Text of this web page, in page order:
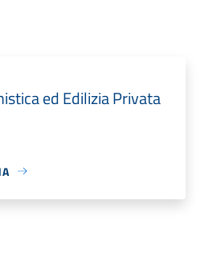
ed Edilizia Privata